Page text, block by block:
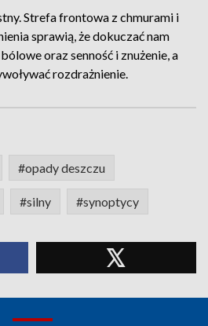
Strefa frontowa z chmurami i
sprawią, że dokuczać nam
oraz senność i znużenie, a
rozdrażnienie.
#opady deszczu
#silny #synoptycy